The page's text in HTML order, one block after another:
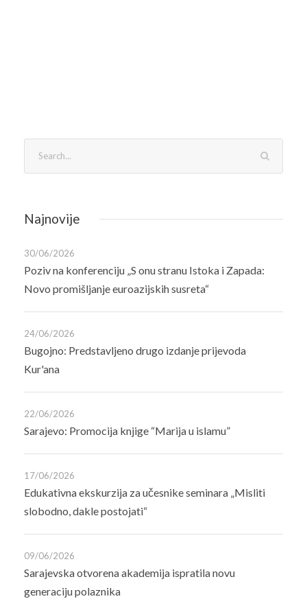
Najnovije
30/06/2026
Poziv na konferenciju „S onu stranu Istoka i Zapada:
Novo promišljanje euroazijskih susreta“
24/06/2026
Bugojno: Predstavljeno drugo izdanje prijevoda
Kur'ana
22/06/2026
Sarajevo: Promocija knjige “Marija u islamu”
17/06/2026
Edukativna ekskurzija za učesnike seminara „Misliti
slobodno, dakle postojati“
09/06/2026
Sarajevska otvorena akademija ispratila novu
generaciju polaznika